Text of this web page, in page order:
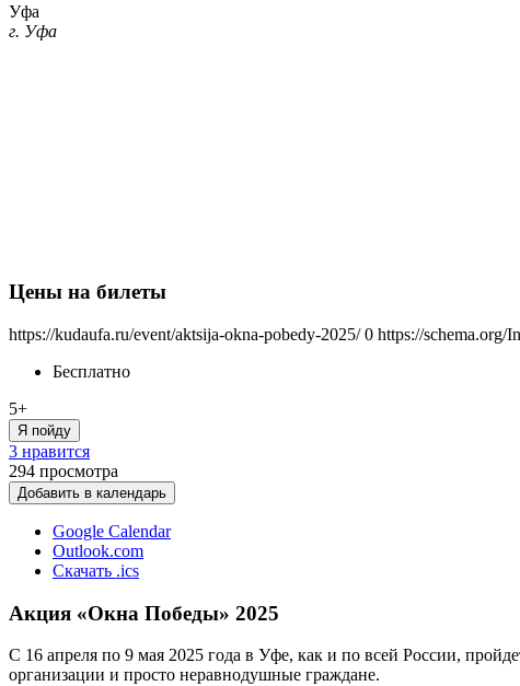
Уфа
г. Уфа
Цены на билеты
https://kudaufa.ru/event/aktsija-okna-pobedy-2025/ 0 https://schema.org/
Бесплатно
5+
Я пойду
3 нравится
294 просмотра
Добавить в календарь
Google Calendar
Outlook.com
Скачать .ics
Акция «Окна Победы» 2025
С 16 апреля по 9 мая 2025 года в Уфе, как и по всей России,
организации и просто неравнодушные граждане.